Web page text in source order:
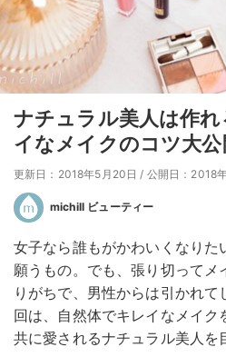
ナチュラル美人は作
イなメイクのコツ大公
更新日：2018年5月20日 / 公開日：2018
michill ビューティー
女子なら誰もがかわいくなりた
願うもの。でも、張り切ってメ
りがちで、男性からは引かれ
回は、自然体でキレイなメイ
共に愛されるナチュラル美人